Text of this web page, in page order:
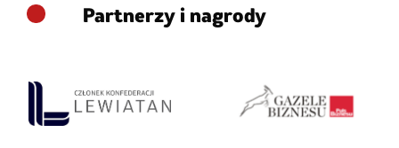
Partnerzy i nagrody